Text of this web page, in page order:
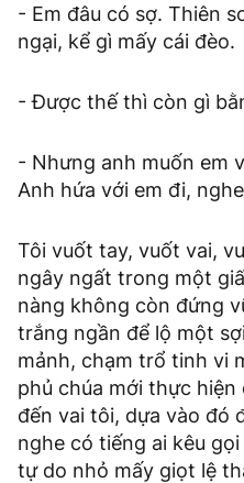
- Em đâu có sợ. Thiên
ngại, kể gì mấy cái đèo.
- Được thế thì còn gì
- Nhưng anh muốn em
Anh hứa với em đi,
Tôi vuốt tay, vuốt vai,
ngây ngất trong một
nàng không còn đứng
trắng ngần để lộ một
mảnh, chạm trổ tinh vi
phủ chúa mới thực
đến vai tôi, dựa vào đó
nghe có tiếng ai kêu
tự do nhỏ mấy giọt lệ